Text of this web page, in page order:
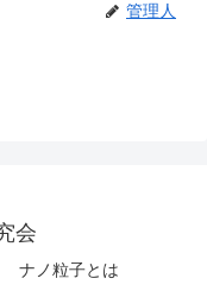
管理人
会
ナノ粒子とは